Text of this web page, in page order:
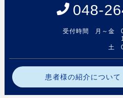
048-
受付時間 月～金
土
患者様の紹介について